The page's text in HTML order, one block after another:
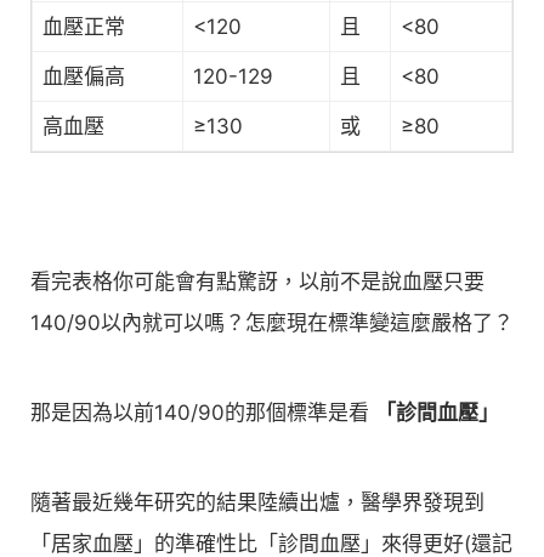
血壓正常 <120 且 <80
血壓偏高 120-129 且 <80
高血壓 ≥130 或 ≥80
看完表格你可能會有點驚訝，以前不是說血壓只要
140/90以內就可以嗎？怎麼現在標準變這麼嚴格了？
那是因為以前140/90的那個標準是看 「診間血壓」
隨著最近幾年研究的結果陸續出爐，醫學界發現到
「居家血壓」的準確性比「診間血壓」來得更好(還記